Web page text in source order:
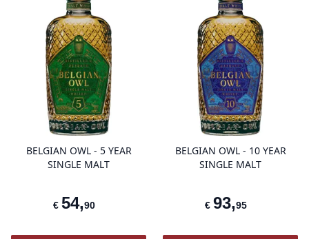
BELGIAN OWL - 5 YEAR
SINGLE MALT
€ 54,90
product variant items in cart, view
BELGIAN OWL - 10 YEAR
SINGLE MALT
€ 93,95